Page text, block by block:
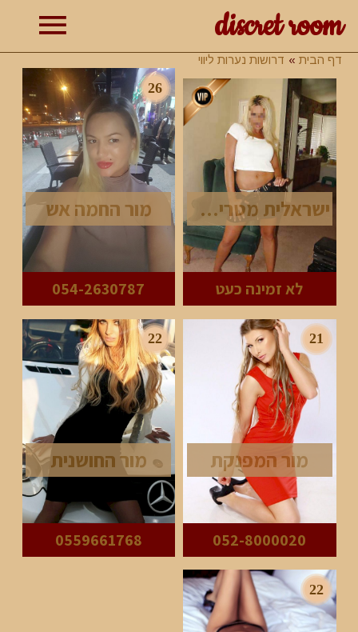
discret room
דף הבית דרושות נערות ליווי
ישראלית מטריפה הגיעה לאילת
לא זמינה כעט
26
מור החמה אש
054-2630787
21
מור המפנקת
052-8000020
22
מור החושנית
0559661768
22